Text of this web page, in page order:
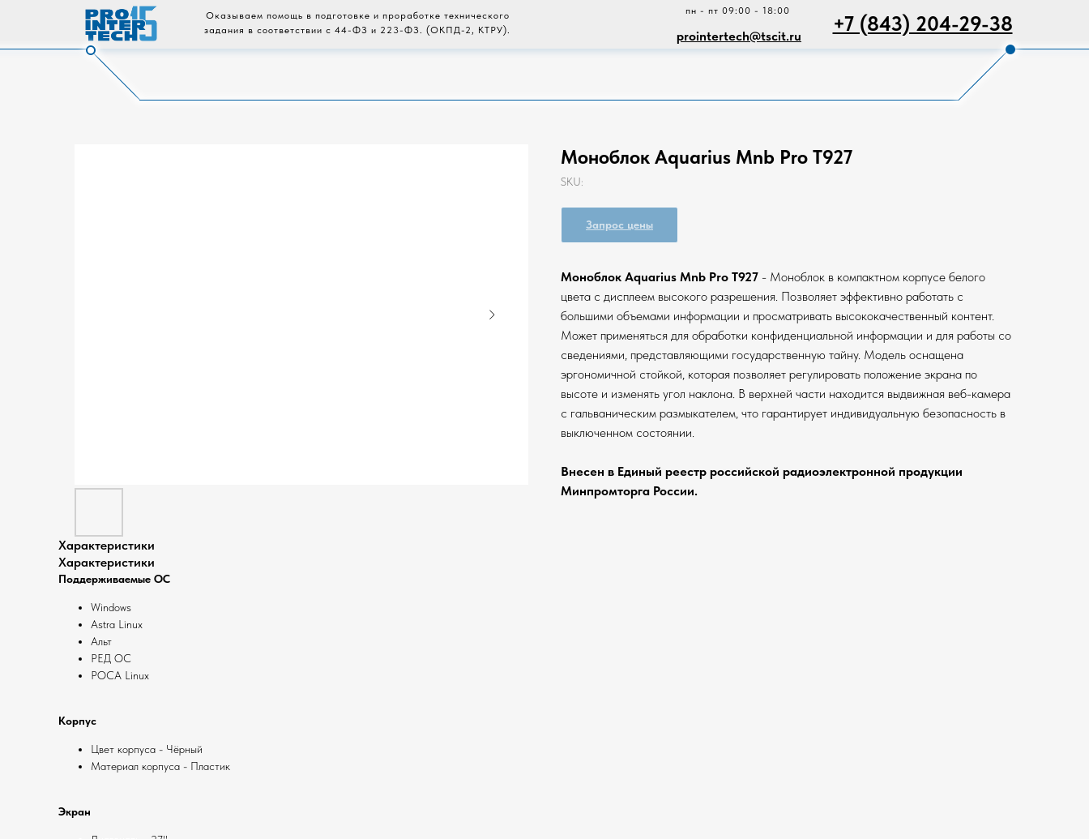
+7 (843) 204-29-38
Оказываем помощь в подготовке и проработке технического
задания в соответствии с 44-ФЗ и 223-ФЗ. (ОКПД-2, КТРУ).
пн - пт 09:00 - 18:00
prointertech@tscit.ru
Моноблок Aquarius Mnb Pro T927
SKU:
Запрос цены
Моноблок Aquarius Mnb Pro T927 - Моноблок в компактном корпусе белого
цвета с дисплеем высокого разрешения. Позволяет эффективно работать с
большими объемами информации и просматривать высококачественный контент.
Может применяться для обработки конфиденциальной информации и для работы со
сведениями, представляющими государственную тайну. Модель оснащена
эргономичной стойкой, которая позволяет регулировать положение экрана по
высоте и изменять угол наклона. В верхней части находится выдвижная веб-камера
с гальваническим размыкателем, что гарантирует индивидуальную безопасность в
выключенном состоянии.
Внесен в Единый реестр российской радиоэлектронной продукции
Минпромторга России.
Характеристики
Характеристики
Поддерживаемые ОС
Windows
Astra Linux
Альт
РЕД ОС
РОСА Linux
Корпус
Цвет корпуса - Чёрный
Материал корпуса - Пластик
Экран